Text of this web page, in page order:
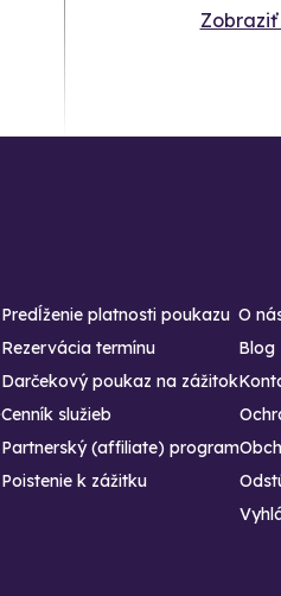
Zobraziť
Predĺženie platnosti poukazu
Rezervácia termínu
Darčekový poukaz na zážitok
O
Blog
Cenník služieb
Partnerský (affiliate) program
Poistenie k zážitku